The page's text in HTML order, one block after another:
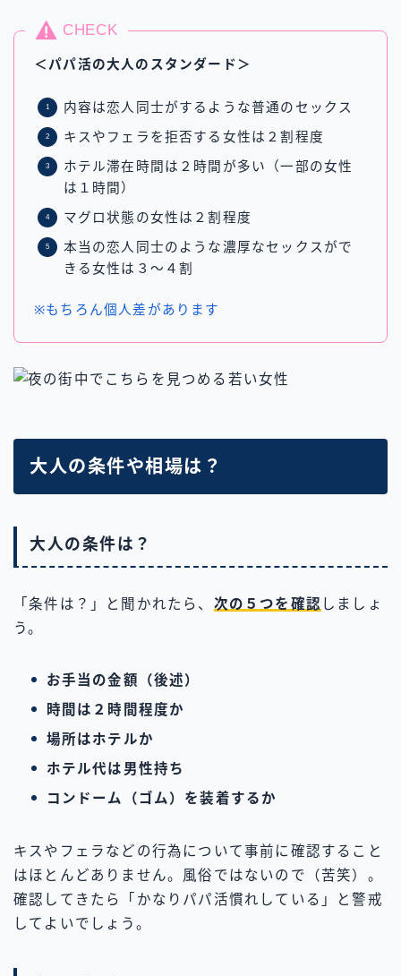
CHECK
＜パパ活の大人のスタンダード＞
内容は恋人同士がするような普通のセックス
キスやフェラを拒否する女性は２割程度
ホテル滞在時間は２時間が多い（一部の女性
は１時間）
マグロ状態の女性は２割程度
本当の恋人同士のような濃厚なセックスがで
きる女性は３～４割
※もちろん個人差があります
大人の条件や相場は？
大人の条件は？
「条件は？」と聞かれたら、 次の５つを確認 しましょ
う。
お手当の金額（後述）
時間は２時間程度か
場所はホテルか
ホテル代は男性持ち
コンドーム（ゴム）を装着するか
キスやフェラなどの行為について事前に確認すること
はほとんどありません。風俗ではないので（苦笑）。
確認してきたら「かなりパパ活慣れしている」と警戒
してよいでしょう。